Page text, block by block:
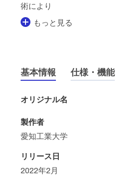
術により
もっと見る
基本情報 仕様・機能
オリジナル名
製作者
愛知工業大学
リリース日
2022年2月